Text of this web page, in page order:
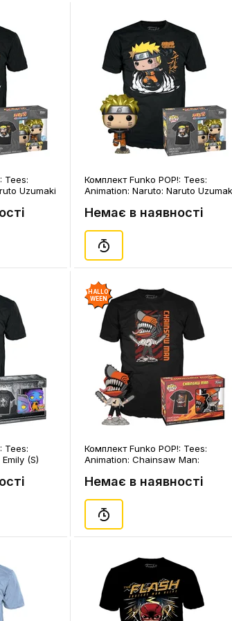
Tees:
Uzumaki
Комплект Funko POP!: Tees:
Animation: Naruto: Naruto
Немає в наявності
Tees:
(S)
HALLO
WEEN
Комплект Funko POP!: Tees:
Animation: Chainsaw Man:
Немає в наявності